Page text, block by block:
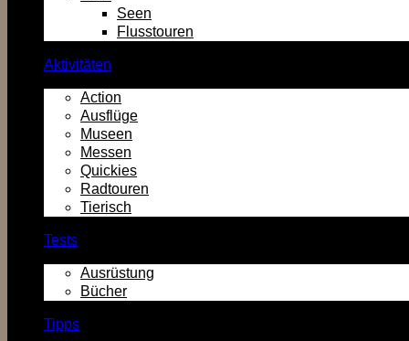
Seen
Flusstouren
Aktivitäten
Action
Ausflüge
Museen
Messen
Quickies
Radtouren
Tierisch
Tests
Ausrüstung
Bücher
Tipps